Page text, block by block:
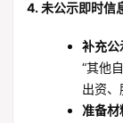
4. 未公示即时信
补充公
“其他
出资、
准备材